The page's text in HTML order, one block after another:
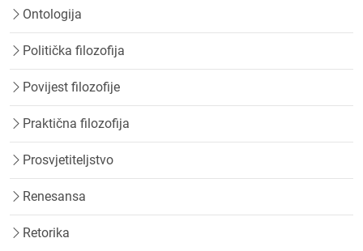
Ontologija
Politička filozofija
Povijest filozofije
Praktična filozofija
Prosvjetiteljstvo
Renesansa
Retorika